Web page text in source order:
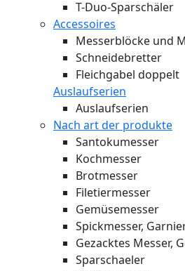
T-Duo-Sparschäler
Accessoires
Messerblöcke und
Schneidebretter
Fleichgabel doppelt
Auslaufserien
Auslaufserien
Nach art der produkte
Santokumesser
Kochmesser
Brotmesser
Filetiermesser
Gemüsemesser
Spickmesser,
Gezacktes Messer,
Sparschaeler